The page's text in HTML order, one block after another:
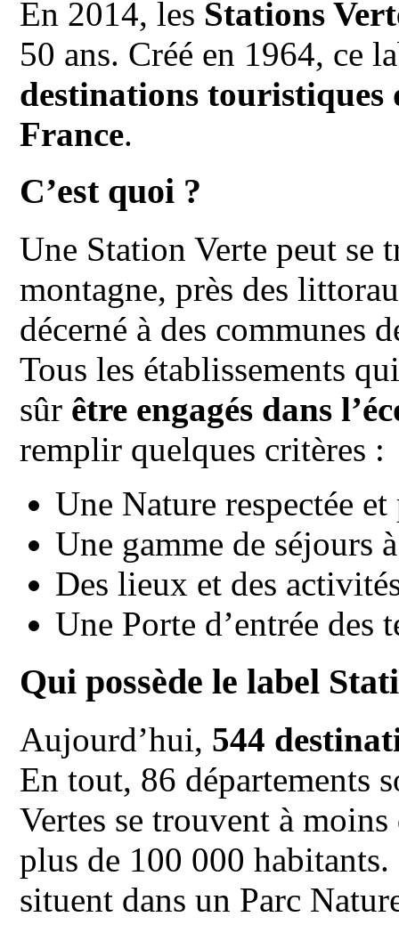
En 2014, les Stations
50 ans. Créé en 1964, ce
destinations
France.
C’est quoi ?
Une Station Verte peut se
montagne, près des
décerné à des communes
Tous les établissements
sûr être engagés dans
remplir quelques critères :
Une Nature respectée et
Une gamme de séjours
Des lieux et des
Une Porte d’entrée des
Qui possède le label
Aujourd’hui, 544
En tout, 86 départements
Vertes se trouvent à
plus de 100 000
situent dans un Parc